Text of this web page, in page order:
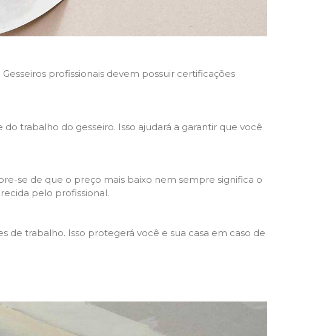
profissionais devem possuir certificações
trabalho do gesseiro. Isso ajudará a garantir que você
se de que o preço mais baixo nem sempre significa o
pelo profissional.
de trabalho. Isso protegerá você e sua casa em caso de